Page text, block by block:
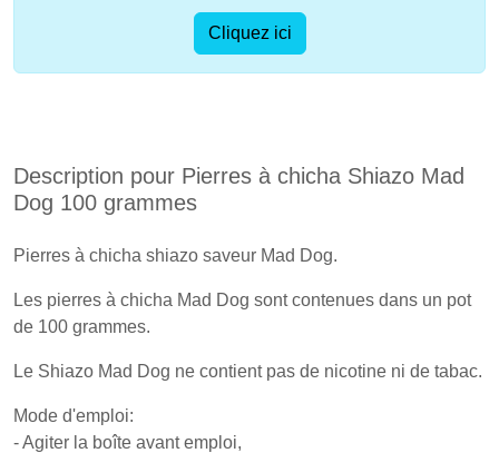
Cliquez ici
Description pour Pierres à chicha Shiazo Mad
Dog 100 grammes
Pierres à chicha shiazo saveur Mad Dog.
Les pierres à chicha Mad Dog sont contenues dans un pot
de 100 grammes.
Le Shiazo Mad Dog ne contient pas de nicotine ni de tabac.
Mode d'emploi:
- Agiter la boîte avant emploi,